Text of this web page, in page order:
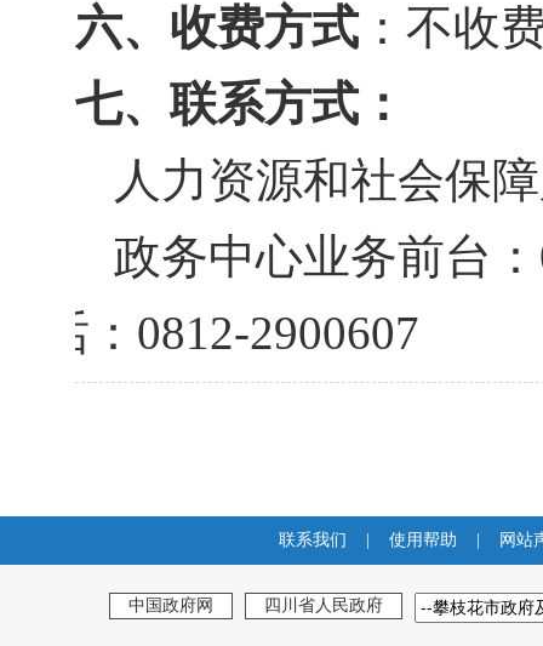
六、收费方式：不收
七、联系方式：
人力资源和社会保
政务中心业务前台：
话： 0812-2900607
联系我们 使用帮助 网站
中国政府网 四川省人民政府